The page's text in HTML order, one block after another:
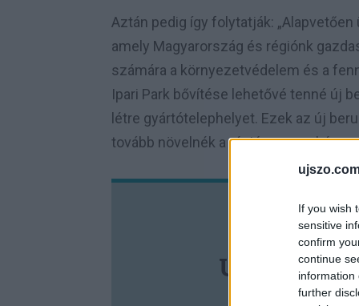
If you wish
sensitive
confirm
continue
information
further
Aztán pedig így folytatják:
amely Magyarország és régiónk
számára a környezetvédelem és a
Ipari Park bővítése lehetővé tenné új
létre gyártótelephelyet. Ezek az új
tovább növelnék a régió